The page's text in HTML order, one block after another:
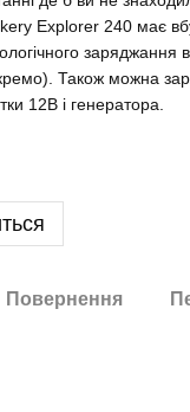
Explorer 240 має
заряджання
Також можна
12В і генератора.
Повернення